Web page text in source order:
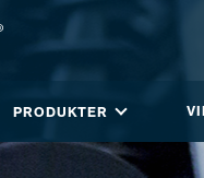
PRODUKTER